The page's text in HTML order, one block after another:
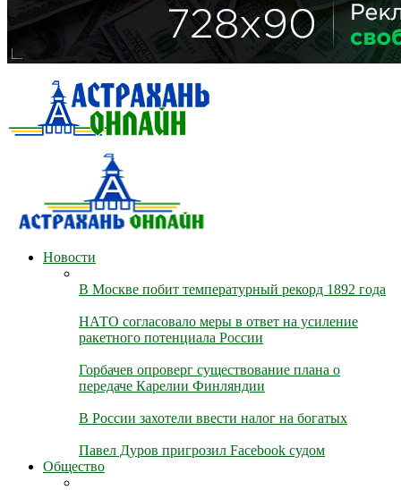
Новости
В Москве побит температурный рекорд 1892 года
НАТО согласовало меры в ответ на усиление
ракетного потенциала России
Горбачев опроверг существование плана о
передаче Карелии Финляндии
В России захотели ввести налог на богатых
Павел Дуров пригрозил Facebook судом
Общество